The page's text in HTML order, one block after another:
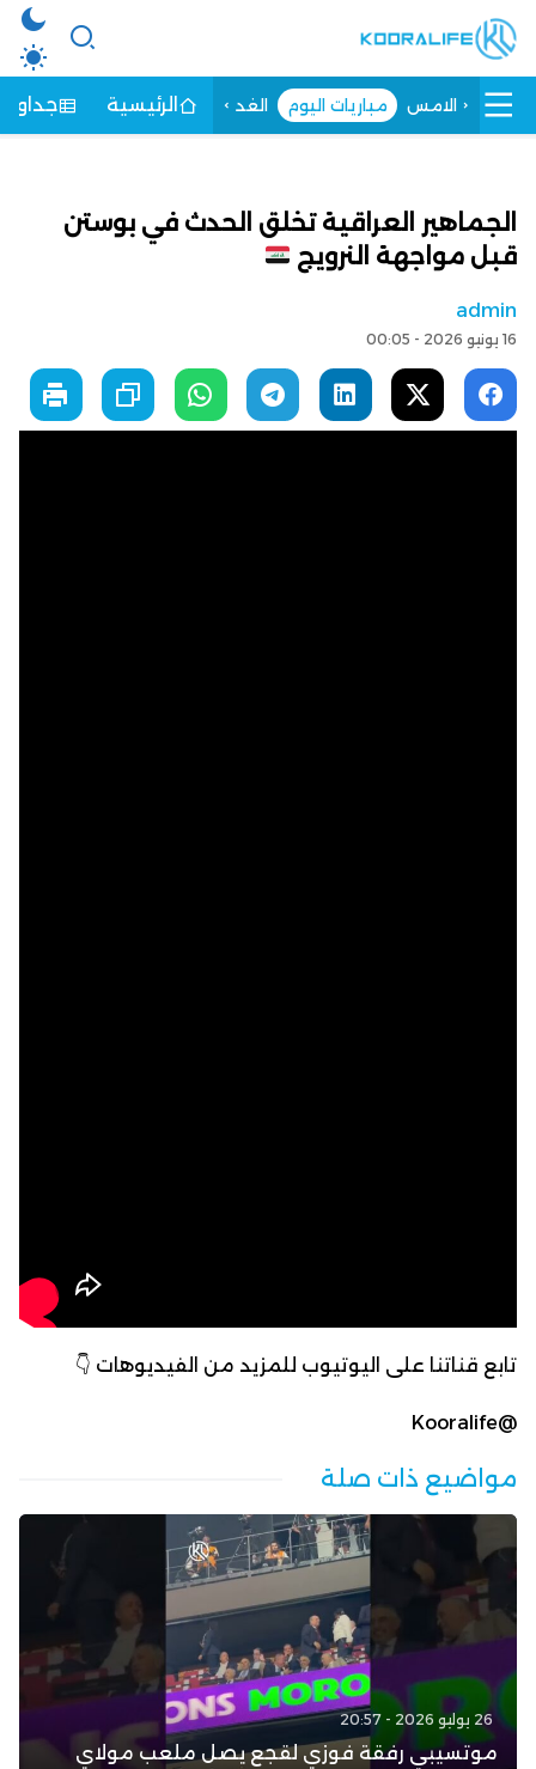
الامس مباريات اليوم الغد الرئيسية جداول
الجماهير العراقية تخلق الحدث في بوستن
قبل مواجهة النرويج
admin
16 يونيو 2026 - 00:05
تابع قناتنا على اليوتيوب للمزيد من الفيديوهات 👇
@Kooralife
مواضيع ذات صلة
26 يوليو 2026 - 20:57
موتسيبي رفقة فوزي لقجع يصل ملعب مولاي